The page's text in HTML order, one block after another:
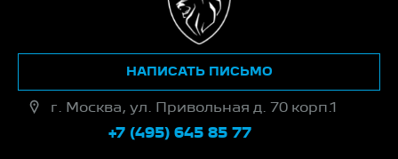
г. Москва, ул. Привольная д. 70 корп.1
+7 (495) 645 85 77
НАПИСАТЬ ПИСЬМО